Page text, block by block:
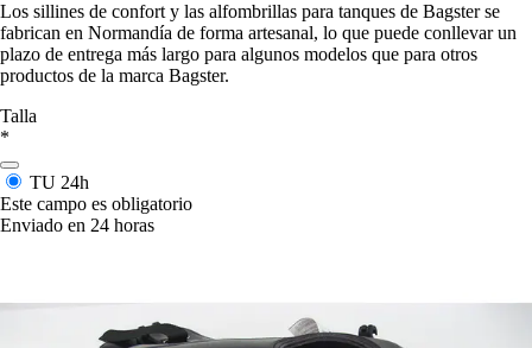
Los sillines de confort y las alfombrillas para tanques de Bagster se
fabrican en Normandía de forma artesanal, lo que puede conllevar un
plazo de entrega más largo para algunos modelos que para otros
productos de la marca Bagster.
Talla
*
TU 24h
Este campo es obligatorio
Enviado en 24 horas